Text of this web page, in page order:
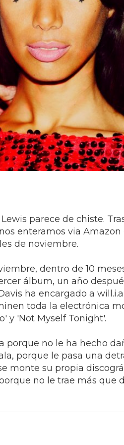
parece de chiste.
enteramos via Amazon
de noviembre.
dentro de 10
álbum, un año
ha encargado a
toda la electrónica
y 'Not Myself Tonight'.
porque no le ha hecho
porque le pasa una
monte su propia
no le trae más que